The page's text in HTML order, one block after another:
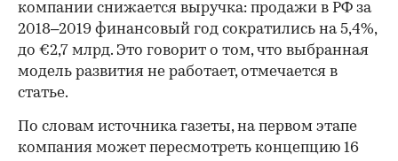
компании снижается выручка: продажи в РФ за
2018–2019 финансовый год сократились на 5,4%,
до €2,7 млрд. Это говорит о том, что выбранная
модель развития не работает, отмечается в
статье.
По словам источника газеты, на первом этапе
компания может пересмотреть концепцию 16